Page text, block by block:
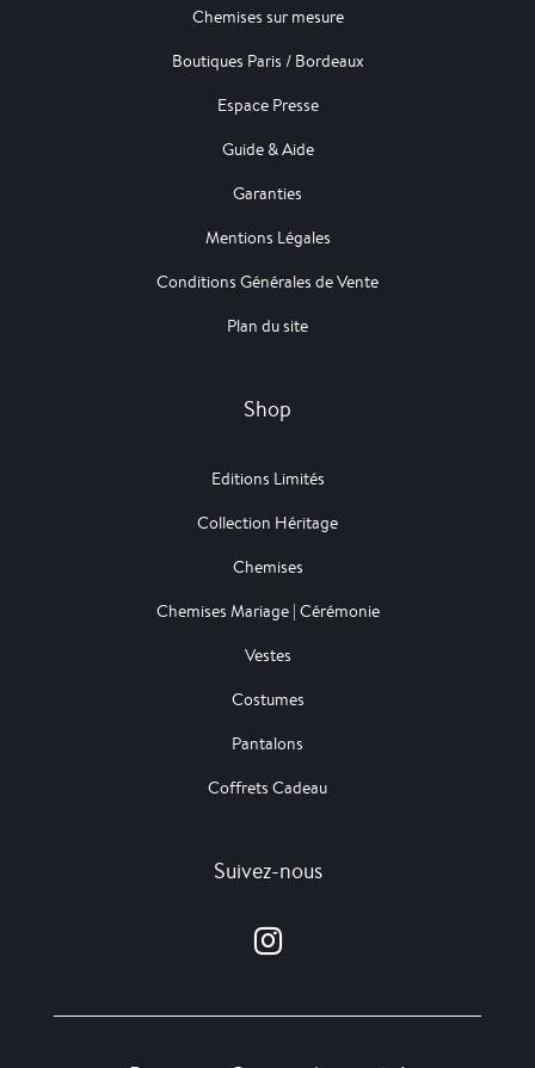
Chemises sur mesure
Boutiques Paris / Bordeaux
Espace Presse
Guide & Aide
Garanties
Mentions Légales
Conditions Générales de Vente
Plan du site
Shop
Editions Limités
Collection Héritage
Chemises
Chemises Mariage | Cérémonie
Vestes
Costumes
Pantalons
Coffrets Cadeau
Suivez-nous